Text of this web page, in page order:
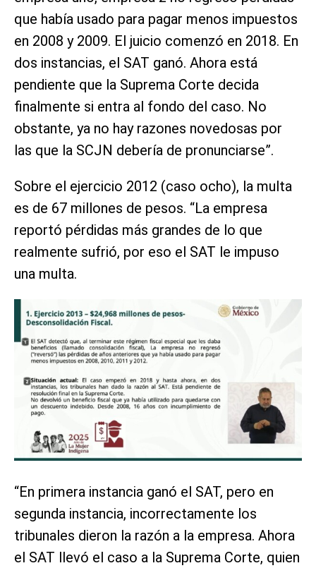
que había usado para pagar menos impuestos
en 2008 y 2009. El juicio comenzó en 2018. En
dos instancias, el SAT ganó. Ahora está
pendiente que la Suprema Corte decida
finalmente si entra al fondo del caso. No
obstante, ya no hay razones novedosas por
las que la SCJN debería de pronunciarse”.
Sobre el ejercicio 2012 (caso ocho), la multa
es de 67 millones de pesos. “La empresa
reportó pérdidas más grandes de lo que
realmente sufrió, por eso el SAT le impuso
una multa.
“En primera instancia ganó el SAT, pero en
segunda instancia, incorrectamente los
tribunales dieron la razón a la empresa. Ahora
el SAT llevó el caso a la Suprema Corte, quien